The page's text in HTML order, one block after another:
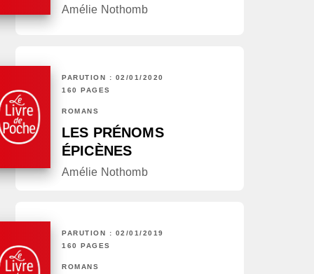
Amélie Nothomb
PARUTION : 02/01/2020
160 PAGES
ROMANS
LES PRÉNOMS
ÉPICÈNES
Amélie Nothomb
PARUTION : 02/01/2019
160 PAGES
ROMANS